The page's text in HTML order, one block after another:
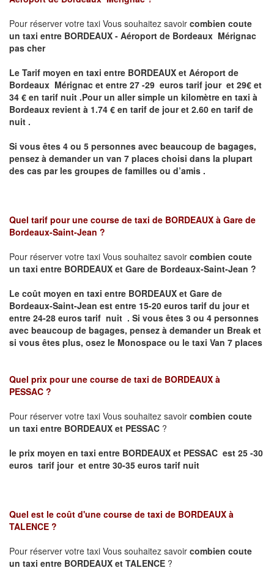
Pour réserver votre taxi Vous souhaitez savoir combien coute
un taxi entre BORDEAUX - Aéroport de Bordeaux Mérignac
pas cher
Le Tarif moyen en taxi entre BORDEAUX et Aéroport de
Bordeaux Mérignac et entre 27 -29 euros tarif jour et 29€ et
34 € en tarif nuit .Pour un aller simple un kilomètre en taxi à
Bordeaux revient à 1.74 € en tarif de jour et 2.60 en tarif de
nuit .
Si vous êtes 4 ou 5 personnes avec beaucoup de bagages,
pensez à demander un van 7 places choisi dans la plupart
des cas par les groupes de familles ou d’amis .
Quel tarif pour une course de taxi de BORDEAUX à Gare de
Bordeaux-Saint-Jean ?
Pour réserver votre taxi Vous souhaitez savoir combien coute
un taxi entre BORDEAUX et Gare de Bordeaux-Saint-Jean ?
Le coût moyen en taxi entre BORDEAUX et Gare de
Bordeaux-Saint-Jean est entre 15-20 euros tarif du jour et
entre 24-28 euros tarif nuit . Si vous êtes 3 ou 4 personnes
avec beaucoup de bagages, pensez à demander un Break et
si vous êtes plus, osez le Monospace ou le taxi Van 7 places
Quel prix pour une course de taxi de BORDEAUX à
PESSAC ?
Pour réserver votre taxi Vous souhaitez savoir combien coute
un taxi entre BORDEAUX et PESSAC ?
le prix moyen en taxi entre BORDEAUX et PESSAC est 25 -30
euros tarif jour et entre 30-35 euros tarif nuit
Quel est le coût d'une course de taxi de BORDEAUX à
TALENCE ?
Pour réserver votre taxi Vous souhaitez savoir combien coute
un taxi entre BORDEAUX et TALENCE ?